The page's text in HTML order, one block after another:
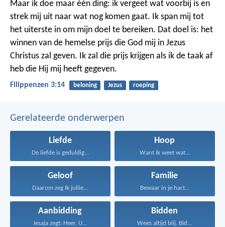
Maar ik doe maar één ding: ik vergeet wat voorbij is en
strek mij uit naar wat nog komen gaat. Ik span mij tot
het uiterste in om mijn doel te bereiken. Dat doel is: het
winnen van de hemelse prijs die God mij in Jezus
Christus zal geven. Ik zal die prijs krijgen als ik de taak af
heb die Hij mij heeft gegeven.
Filippenzen 3:14 beloning Jezus roeping
Gerelateerde onderwerpen
Liefde
De liefde is geduldig...
Hoop
Want Ik weet wat...
Geloof
Daarom zeg Ik jullie...
Familie
Bewaar in je hart...
Aanbidding
Jesaja zegt: Heer, U...
Bidden
Wees altijd blij. Bid...